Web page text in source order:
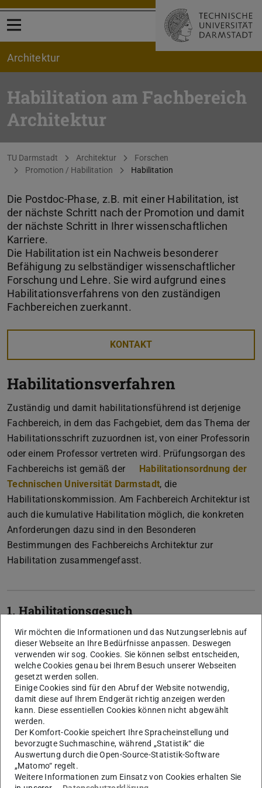
Menü öffnen
Architektur
Habilitation am Fachbereich
Architektur
Sie befinden sich hier:
TU Darmstadt Architektur
Forschen
Promotion / Habilitation
Habilitation
Die Postdoc-Phase, z.B. mit einer Habilitation, ist
der nächste Schritt nach der Promotion und damit
der nächste Schritt in Ihrer wissenschaftlichen
Karriere.
Die Habilitation ist ein Nachweis besonderer
Befähigung zu selbständiger wissenschaftlicher
Forschung und Lehre. Sie wird aufgrund eines
Habilitationsverfahrens von den zuständigen
Fachbereichen zuerkannt.
KONTAKT
Habilitationsverfahren
Zuständig und damit habilitationsführend ist derjenige
Fachbereich, in dem das Fachgebiet, dem das Thema der
Habilitationsschrift zuzuordnen ist, von einer Professorin
oder einem Professor vertreten wird. Prüfungsorgan des
Fachbereichs ist gemäß der
Habilitationsordnung der
Technischen Universität Darmstadt(PDF-Datei)
(wird in neuem Tab
, die
Habilitationskommission. Am Fachbereich Architektur ist
auch die kumulative Habilitation möglich, die konkreten
Anforderungen dazu sind in den Besonderen
Bestimmungen des Fachbereichs Architektur zur
Habilitation zusammengefasst.
1. Habilitationsgesuch
2. Zulassung zur Habilitation
3. Gutachten
4. Habilitationsvortrag und
wissenschaftliches Gespräch
Wir möchten die Informationen und das Nutzungserlebnis auf
dieser Webseite an Ihre Bedürfnisse anpassen. Deswegen
verwenden wir sog. Cookies. Sie können selbst entscheiden,
welche Cookies genau bei Ihrem Besuch unserer Webseiten
gesetzt werden sollen.
Einige Cookies sind für den Abruf der Website notwendig,
damit diese auf Ihrem Endgerät richtig anzeigen werden
kann. Diese essentiellen Cookies können nicht abgewählt
werden.
Der Komfort-Cookie speichert Ihre Spracheinstellung und
bevorzugte Suchmaschine, während „Statistik“ die
Auswertung durch die Open-Source-Statistik-Software
„Matomo“ regelt.
Weitere Informationen zum Einsatz von Cookies erhalten Sie